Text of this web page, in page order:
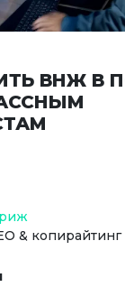
ВНЖ В
& копирайтинг